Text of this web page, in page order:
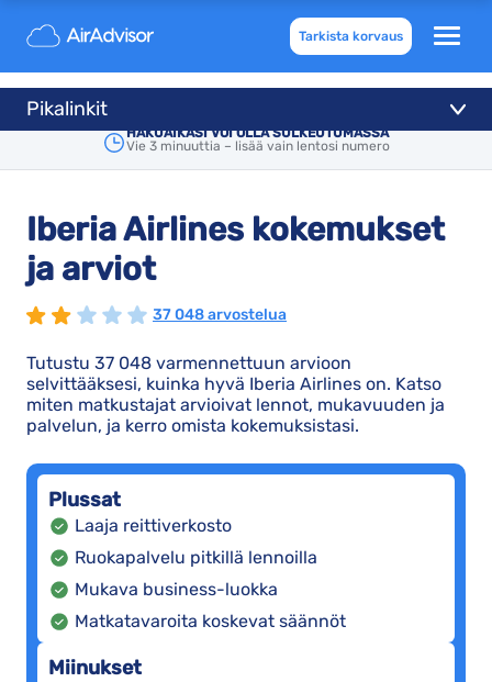
Tarkista korvaus
HAKUAIKASI VOI OLLA SULKEUTUMASSA
Vie 3 minuuttia – lisää vain lentosi numero
Pikalinkit
Iberia Airlines kokemukset
ja arviot
37 048 arvostelua
Tutustu 37 048 varmennettuun arvioon
selvittääksesi, kuinka hyvä Iberia Airlines on. Katso
miten matkustajat arvioivat lennot, mukavuuden ja
palvelun, ja kerro omista kokemuksistasi.
Plussat
Laaja reittiverkosto
Ruokapalvelu pitkillä lennoilla
Mukava business-luokka
Matkatavaroita koskevat säännöt
Miinukset